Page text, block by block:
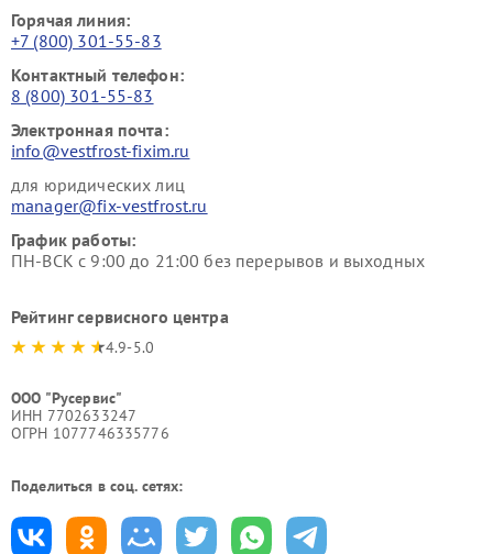
Горячая линия:
+7 (800) 301-55-83
Контактный телефон:
8 (800) 301-55-83
Электронная почта:
info@vestfrost-fixim.ru
для юридических лиц
manager@fix-vestfrost.ru
График работы:
ПН-ВСК с 9:00 до 21:00 без перерывов и выходных
Рейтинг сервисного центра
4.9-5.0
ООО "Русервис"
ИНН 7702633247
ОГРН 1077746335776
Поделиться в соц. сетях: